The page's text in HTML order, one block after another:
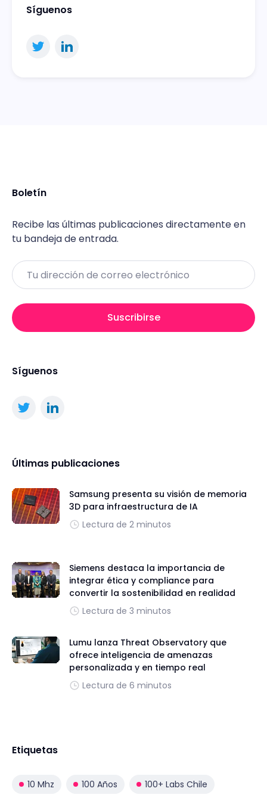
Síguenos
Boletín
Recibe las últimas publicaciones directamente en
tu bandeja de entrada.
Email
Suscribirse
Síguenos
Últimas publicaciones
Samsung presenta su visión de memoria
3D para infraestructura de IA
Lectura de 2 minutos
Siemens destaca la importancia de
integrar ética y compliance para
convertir la sostenibilidad en realidad
Lectura de 3 minutos
Lumu lanza Threat Observatory que
ofrece inteligencia de amenazas
personalizada y en tiempo real
Lectura de 6 minutos
Etiquetas
10 Mhz 100 Años 100+ Labs Chile